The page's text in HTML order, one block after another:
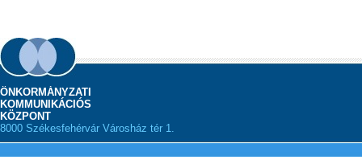
ÖNKORMÁNYZATI
KOMMUNIKÁCIÓS
KÖZPONT
8000 Székesfehérvár Városház tér 1.